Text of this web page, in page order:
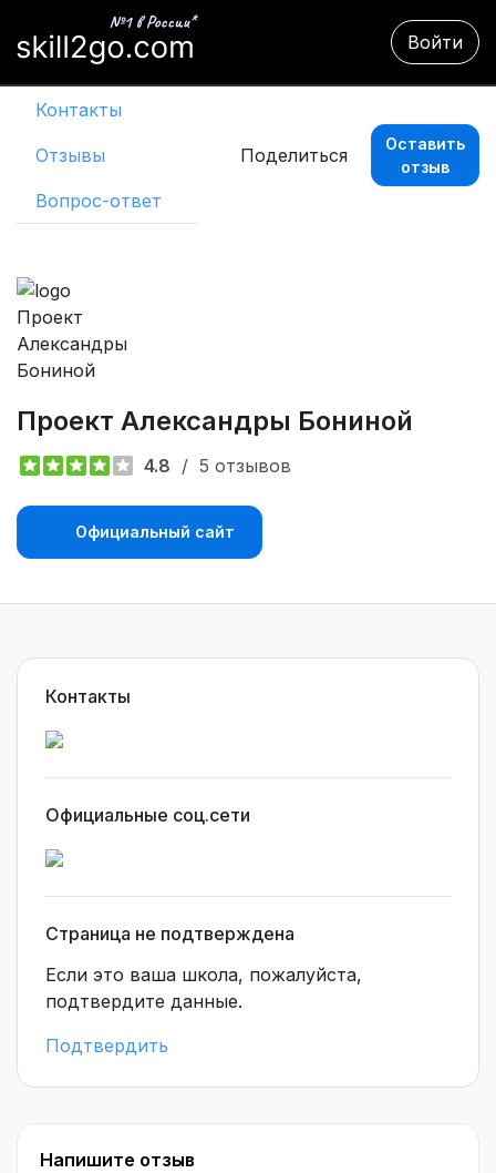
Войти
Контакты
Отзывы
Вопрос-ответ
Поделиться
Оставить
отзыв
Проект Александры Бониной
4.8 / 5 отзывов
Официальный сайт
Контакты
Официальные соц.сети
Страница не подтверждена
Если это ваша школа, пожалуйста,
подтвердите данные.
Подтвердить
Напишите отзыв